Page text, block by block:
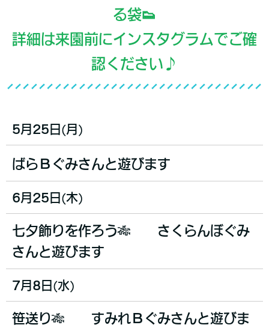
る袋👟
詳細は来園前にインスタグラムでご確
認ください♪
5月25日(月)
ばらＢぐみさんと遊びます
6月25日(木)
七夕飾りを作ろう🎋 さくらんぼぐみ
さんと遊びます
7月8日(水)
笹送り🎋 すみれＢぐみさんと遊びま